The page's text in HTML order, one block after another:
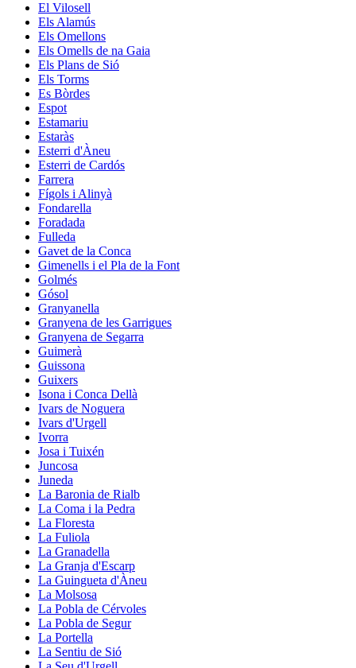
El Vilosell
Els Alamús
Els Omellons
Els Omells de na Gaia
Els Plans de Sió
Els Torms
Es Bòrdes
Espot
Estamariu
Estaràs
Esterri d'Àneu
Esterri de Cardós
Farrera
Fígols i Alinyà
Fondarella
Foradada
Fulleda
Gavet de la Conca
Gimenells i el Pla de la Font
Golmés
Gósol
Granyanella
Granyena de les Garrigues
Granyena de Segarra
Guimerà
Guissona
Guixers
Isona i Conca Dellà
Ivars de Noguera
Ivars d'Urgell
Ivorra
Josa i Tuixén
Juncosa
Juneda
La Baronia de Rialb
La Coma i la Pedra
La Floresta
La Fuliola
La Granadella
La Granja d'Escarp
La Guingueta d'Àneu
La Molsosa
La Pobla de Cérvoles
La Pobla de Segur
La Portella
La Sentiu de Sió